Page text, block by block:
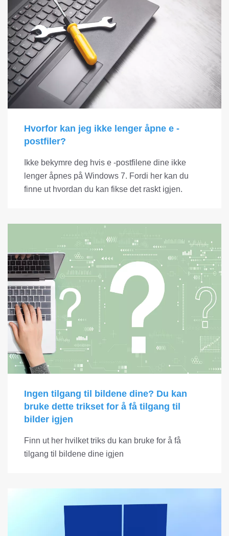
Hvorfor kan jeg ikke lenger åpne e -
postfiler?
Ikke bekymre deg hvis e -postfilene dine ikke
lenger åpnes på Windows 7. Fordi her kan du
finne ut hvordan du kan fikse det raskt igjen.
Ingen tilgang til bildene dine? Du kan
bruke dette trikset for å få tilgang til
bilder igjen
Finn ut her hvilket triks du kan bruke for å få
tilgang til bildene dine igjen